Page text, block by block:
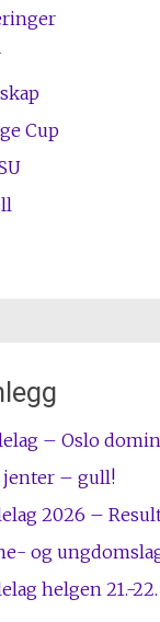
Cup
– Oslo
– gull!
2026 –
og
helgen 21.-